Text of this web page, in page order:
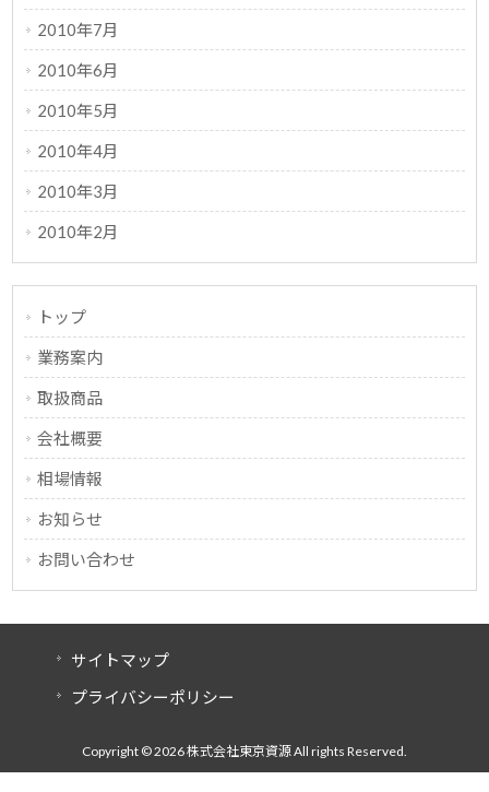
2010年7月
2010年6月
2010年5月
2010年4月
2010年3月
2010年2月
トップ
業務案内
取扱商品
会社概要
相場情報
お知らせ
お問い合わせ
サイトマップ
プライバシーポリシー
Copyright © 2026 株式会社東京資源 All rights Reserved.